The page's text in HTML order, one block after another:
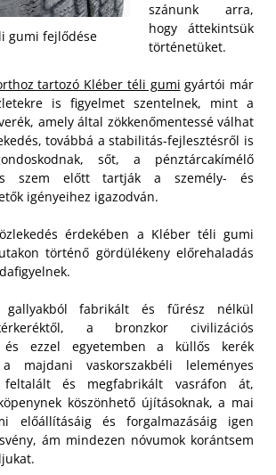
gumi fejlődése
szánunk arra,
hogy áttekintsük
történetüket.
tartozó Kléber téli gumi gyártói már
is figyelmet szentelnek, mint a
amely által zökkenőmentessé válhat
továbbá a stabilitás-fejlesztésről is
sőt, a pénztárcakímélő
is szem előtt tartják a személy- és
igényeihez igazodván.
érdekében a Kléber téli gumi
történő gördülékeny előrehaladás
gallyakból fabrikált és fűrész nélkül
a bronzkor civilizációs
és ezzel egyetemben a küllős kerék
majdani vaskorszakbéli leleményes
és megfabrikált vasráfon át,
köszönhető újításoknak, a mai
előállításáig és forgalmazásáig igen
ám mindezen nóvumok korántsem